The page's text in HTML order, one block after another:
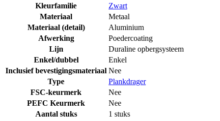
Kleurfamilie
Zwart
Materiaal
Metaal
Materiaal (detail)
Aluminium
Afwerking
Poedercoating
Lijn
Duraline opbergsysteem
Enkel/dubbel
Enkel
Inclusief bevestigingsmateriaal Nee
Type
Plankdrager
FSC-keurmerk
Nee
PEFC Keurmerk
Nee
Aantal stuks
1 stuks